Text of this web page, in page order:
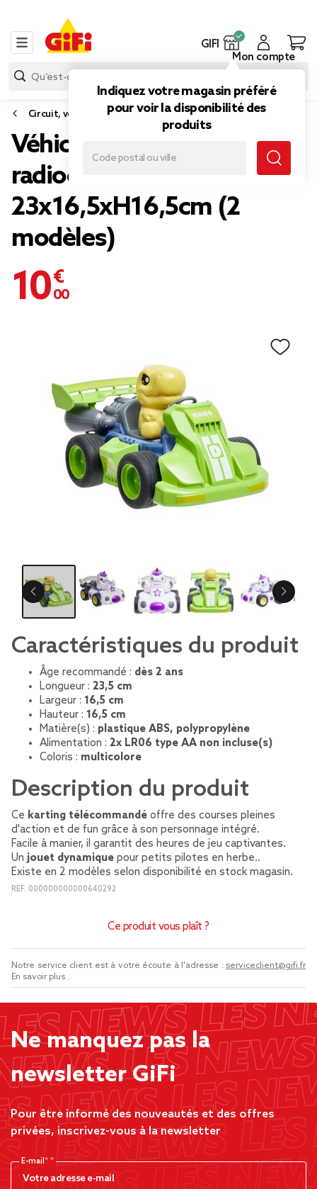
GIFI
Indiquez votre magasin préféré
pour voir la disponibilité des
produits
Mon compte
Circuit, voiture jouet
Véhicule karting
radiocommandée
23x16,5xH16,5cm (2
modèles)
10,00 €
Caractéristiques du produit
Âge recommandé : dès 2 ans
Longueur : 23,5 cm
Largeur : 16,5 cm
Hauteur : 16,5 cm
Matière(s) : plastique ABS, polypropylène
Alimentation : 2x LR06 type AA non incluse(s)
Coloris : multicolore
Description du produit
Ce karting télécommandé offre des courses pleines
d'action et de fun grâce à son personnage intégré.
Facile à manier, il garantit des heures de jeu captivantes.
Un jouet dynamique pour petits pilotes en herbe..
Existe en 2 modèles selon disponibilité en stock magasin.
REF. 000000000000640292
Ce produit vous plaît ?
Notre service client est à votre écoute à l'adresse : serviceclient@gifi.fr
En savoir plus...
Ne manquez pas la
newsletter GiFi
Pour être informé des nouveautés et des offres
privées, inscrivez-vous à la newsletter
E-mail*